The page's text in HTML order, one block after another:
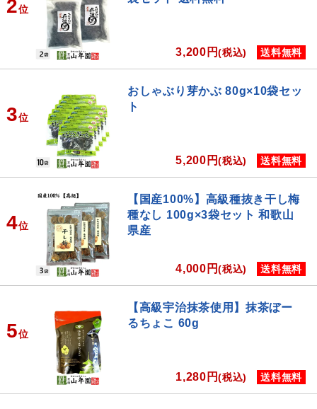
2位
3,200円(税込) 送料無料
3位
おしゃぶり芽かぶ 80g×10袋セッ
ト
5,200円(税込) 送料無料
4位
【国産100%】高級種抜き干し梅
種なし 100g×3袋セット 和歌山
県産
4,000円(税込) 送料無料
5位
【高級宇治抹茶使用】抹茶ぼー
るちょこ 60g
1,280円(税込) 送料無料